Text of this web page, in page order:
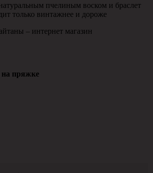
пчелиным воском и браслет
только винтажнее и дороже
– интернет магазин
пряжке